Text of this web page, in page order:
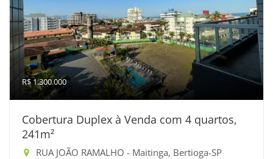
R$ 1.300.000
Cobertura Duplex à Venda com 4 quartos,
241m²
RUA JOÃO RAMALHO - Maitinga, Bertioga-SP